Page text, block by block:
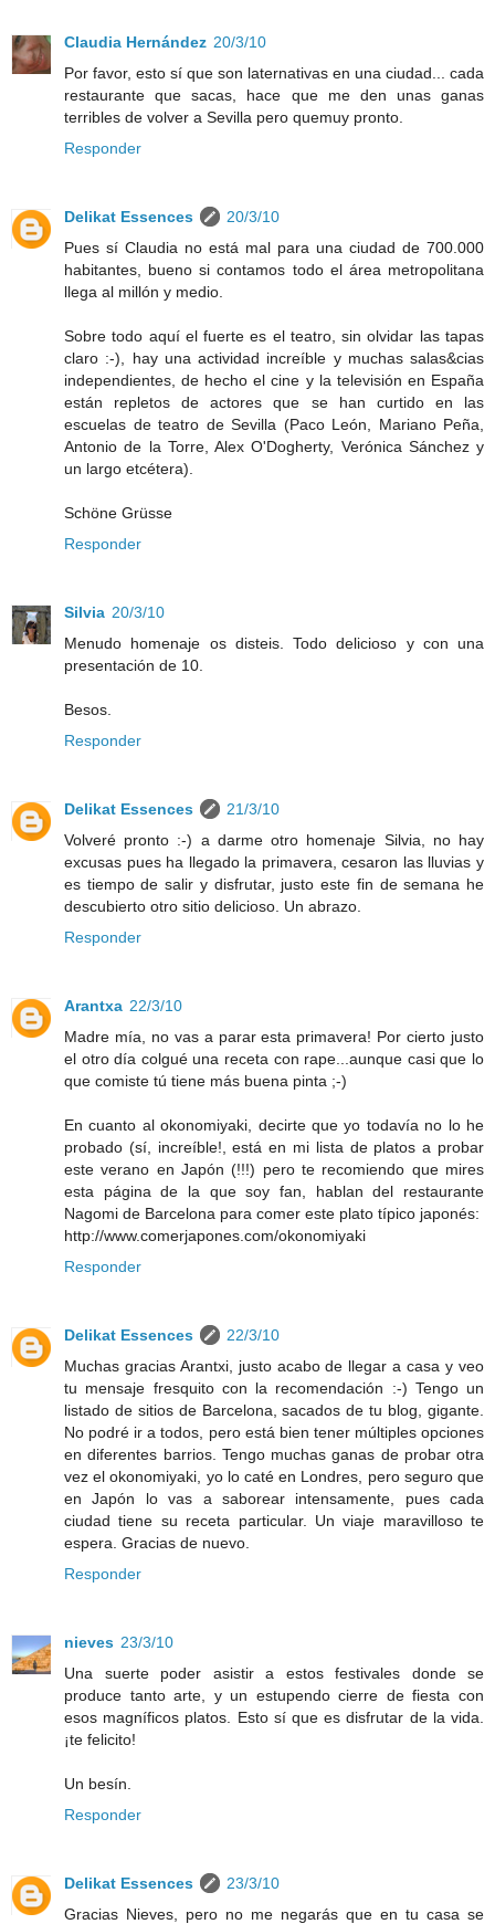
Claudia Hernández 20/3/10
Por favor, esto sí que son laternativas en una ciudad... cada
restaurante que sacas, hace que me den unas ganas
terribles de volver a Sevilla pero quemuy pronto.
Responder
Delikat Essences
20/3/10
Pues sí Claudia no está mal para una ciudad de 700.000
habitantes, bueno si contamos todo el área metropolitana
llega al millón y medio.
Sobre todo aquí el fuerte es el teatro, sin olvidar las tapas
claro :-), hay una actividad increíble y muchas salas&cias
independientes, de hecho el cine y la televisión en España
están repletos de actores que se han curtido en las
escuelas de teatro de Sevilla (Paco León, Mariano Peña,
Antonio de la Torre, Alex O'Dogherty, Verónica Sánchez y
un largo etcétera).
Schöne Grüsse
Responder
Silvia 20/3/10
Menudo homenaje os disteis. Todo delicioso y con una
presentación de 10.
Besos.
Responder
Delikat Essences
21/3/10
Volveré pronto :-) a darme otro homenaje Silvia, no hay
excusas pues ha llegado la primavera, cesaron las lluvias y
es tiempo de salir y disfrutar, justo este fin de semana he
descubierto otro sitio delicioso. Un abrazo.
Responder
Arantxa 22/3/10
Madre mía, no vas a parar esta primavera! Por cierto justo
el otro día colgué una receta con rape...aunque casi que lo
que comiste tú tiene más buena pinta ;-)
En cuanto al okonomiyaki, decirte que yo todavía no lo he
probado (sí, increíble!, está en mi lista de platos a probar
este verano en Japón (!!!) pero te recomiendo que mires
esta página de la que soy fan, hablan del restaurante
Nagomi de Barcelona para comer este plato típico japonés:
http://www.comerjapones.com/okonomiyaki
Responder
Delikat Essences
22/3/10
Muchas gracias Arantxi, justo acabo de llegar a casa y veo
tu mensaje fresquito con la recomendación :-) Tengo un
listado de sitios de Barcelona, sacados de tu blog, gigante.
No podré ir a todos, pero está bien tener múltiples opciones
en diferentes barrios. Tengo muchas ganas de probar otra
vez el okonomiyaki, yo lo caté en Londres, pero seguro que
en Japón lo vas a saborear intensamente, pues cada
ciudad tiene su receta particular. Un viaje maravilloso te
espera. Gracias de nuevo.
Responder
nieves 23/3/10
Una suerte poder asistir a estos festivales donde se
produce tanto arte, y un estupendo cierre de fiesta con
esos magníficos platos. Esto sí que es disfrutar de la vida.
¡te felicito!
Un besín.
Responder
Delikat Essences
23/3/10
Gracias Nieves, pero no me negarás que en tu casa se